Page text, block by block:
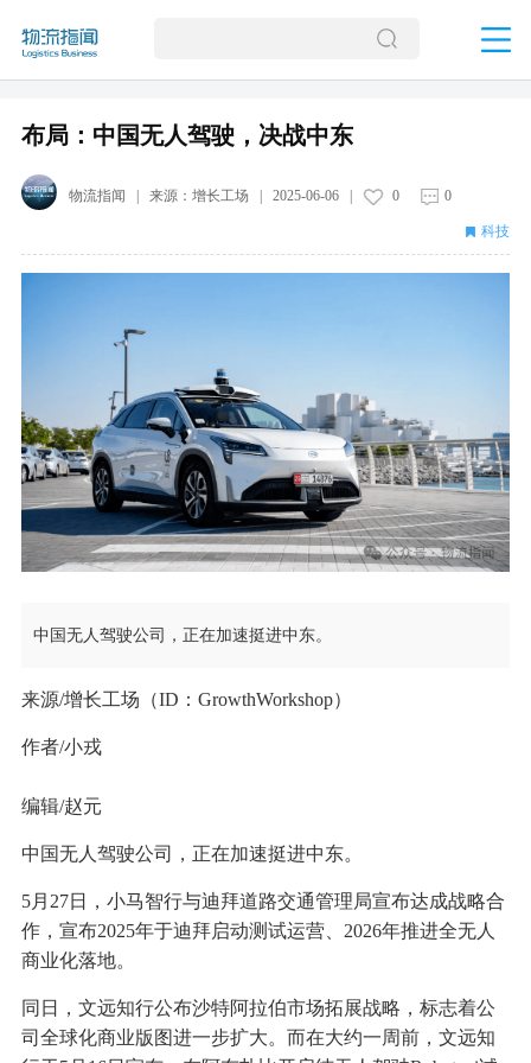
布局：中国无人驾驶，决战中东
物流指闻 | 来源： 增长工场 2025-06-06| 0 0
科技
中国无人驾驶公司，正在加速挺进中东。
来源/增长工场（ID：GrowthWorkshop）
作者/小戎
编辑/赵元
中国无人驾驶公司，正在加速挺进中东。
5月27日，小马智行与迪拜道路交通管理局宣布达成战略合
作，宣布2025年于迪拜启动测试运营、2026年推进全无人
商业化落地。
同日，文远知行公布沙特阿拉伯市场拓展战略，标志着公
司全球化商业版图进一步扩大。而在大约一周前，文远知